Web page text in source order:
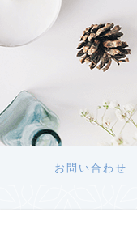
お問い合わせ